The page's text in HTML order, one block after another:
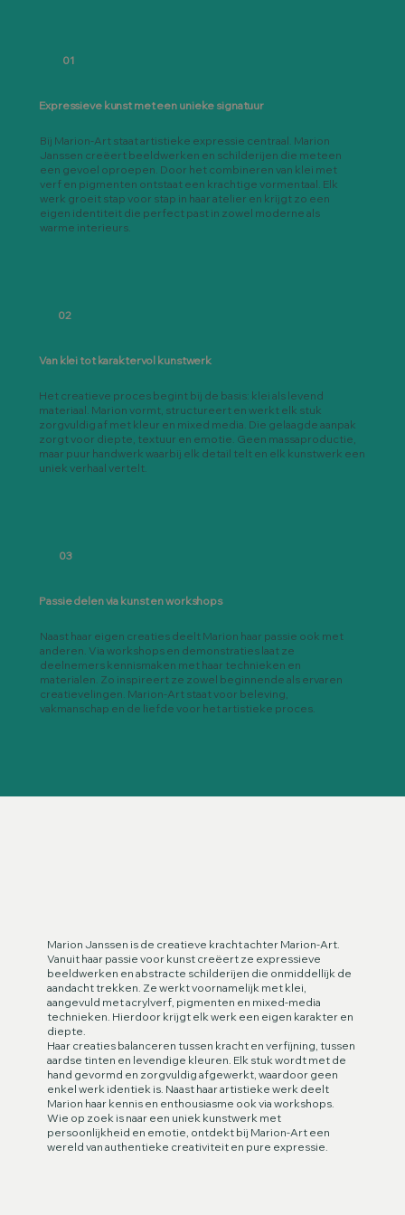
01
Expressieve kunst met een unieke signatuur
Bij Marion-Art staat artistieke expressie centraal. Marion
Janssen creëert beeldwerken en schilderijen die meteen
een gevoel oproepen. Door het combineren van klei met
verf en pigmenten ontstaat een krachtige vormentaal. Elk
werk groeit stap voor stap in haar atelier en krijgt zo een
eigen identiteit die perfect past in zowel moderne als
warme interieurs.
02
Van klei tot karaktervol kunstwerk
Het creatieve proces begint bij de basis: klei als levend
materiaal. Marion vormt, structureert en werkt elk stuk
zorgvuldig af met kleur en mixed media. Die gelaagde aanpak
zorgt voor diepte, textuur en emotie. Geen massaproductie,
maar puur handwerk waarbij elk detail telt en elk kunstwerk een
uniek verhaal vertelt.
03
Passie delen via kunst en workshops
Naast haar eigen creaties deelt Marion haar passie ook met
anderen. Via workshops en demonstraties laat ze
deelnemers kennismaken met haar technieken en
materialen. Zo inspireert ze zowel beginnende als ervaren
creatievelingen. Marion-Art staat voor beleving,
vakmanschap en de liefde voor het artistieke proces.
Marion Janssen is de creatieve kracht achter Marion-Art.
Vanuit haar passie voor kunst creëert ze expressieve
beeldwerken en abstracte schilderijen die onmiddellijk de
aandacht trekken. Ze werkt voornamelijk met klei,
aangevuld met acrylverf, pigmenten en mixed-media
technieken. Hierdoor krijgt elk werk een eigen karakter en
diepte.
Haar creaties balanceren tussen kracht en verfijning, tussen
aardse tinten en levendige kleuren. Elk stuk wordt met de
hand gevormd en zorgvuldig afgewerkt, waardoor geen
enkel werk identiek is. Naast haar artistieke werk deelt
Marion haar kennis en enthousiasme ook via workshops.
Wie op zoek is naar een uniek kunstwerk met
persoonlijkheid en emotie, ontdekt bij Marion-Art een
wereld van authentieke creativiteit en pure expressie.